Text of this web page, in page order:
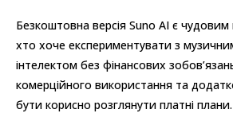
Безкоштовна версія Suno AI є
хто хоче експериментувати з
інтелектом без фінансових
комерційного використання та
бути корисно розглянути платні плани.